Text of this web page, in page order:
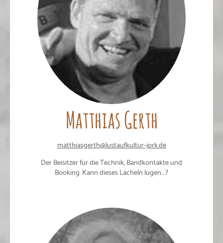
Matthias Gerth
matthiasgerth@lustaufkultur-jork.de
Der Beisitzer für die Technik, Bandkontakte und
Booking. Kann dieses Lächeln lügen....?